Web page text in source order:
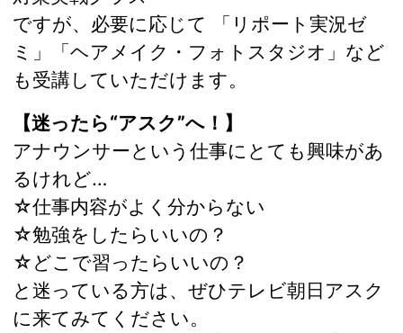
ですが、必要に応じて 「リポート実況ゼ
ミ」「ヘアメイク・フォトスタジオ」など
も受講していただけます。
【迷ったら“アスク”へ！】
アナウンサーという仕事にとても興味があ
るけれど…
☆仕事内容がよく分からない
☆勉強をしたらいいの？
☆どこで習ったらいいの？
と迷っている方は、ぜひテレビ朝日アスク
に来てみてください。